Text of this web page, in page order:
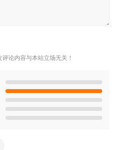
论内容与本站立场无关！